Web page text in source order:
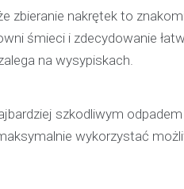
zbieranie nakrętek to
śmieci i zdecydowanie
na wysypiskach.
szkodliwym
wykorzystać